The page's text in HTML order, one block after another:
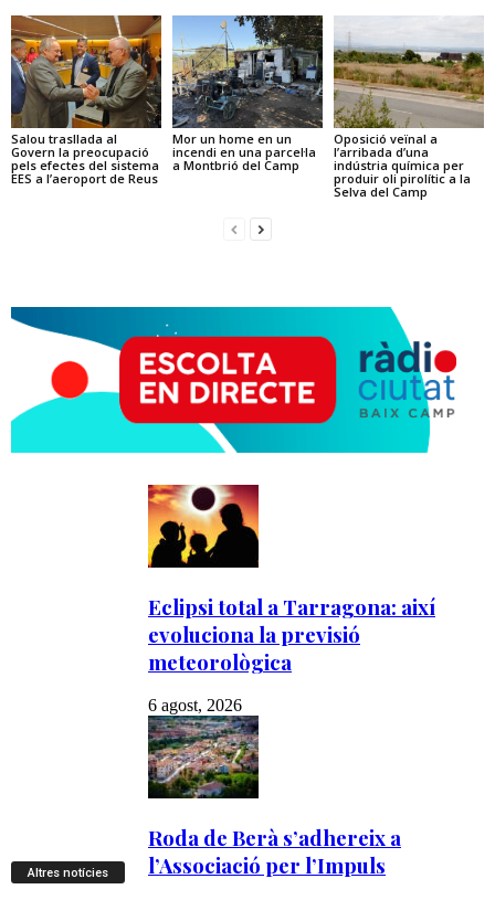
Salou trasllada al
Govern la preocupació
pels efectes del sistema
EES a l’aeroport de Reus
Mor un home en un
incendi en una parcel·la
a Montbrió del Camp
Oposició veïnal a
l’arribada d’una
indústria química per
produir oli pirolític a la
Selva del Camp
Altres notícies